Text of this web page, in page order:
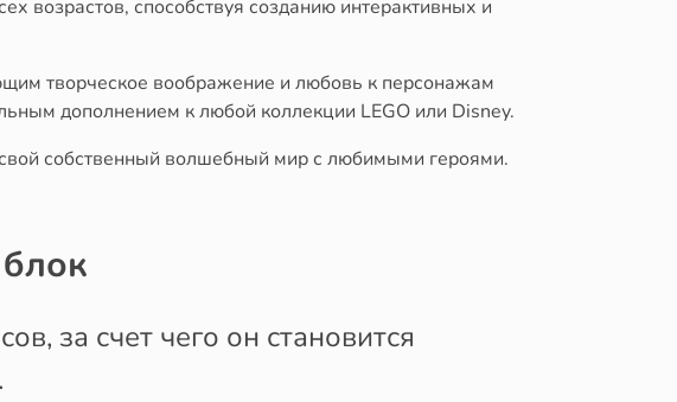
возрастов, способствуя созданию интерактивных и
творческое воображение и любовь к персонажам
дополнением к любой коллекции LEGO или Disney.
собственный волшебный мир с любимыми героями.
за счет чего он становится